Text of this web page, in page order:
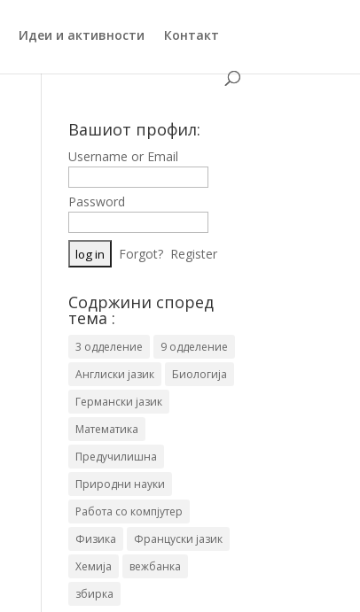
Идеи и активности Контакт
Вашиот профил:
Username or Email
Password
Forgot? Register
Содржини според
тема :
3 одделение
9 одделение
Англиски јазик
Биологија
Германски јазик
Математика
Предучилишна
Природни науки
Работа со компјутер
Физика
Француски јазик
Хемија
вежбанка
збирка